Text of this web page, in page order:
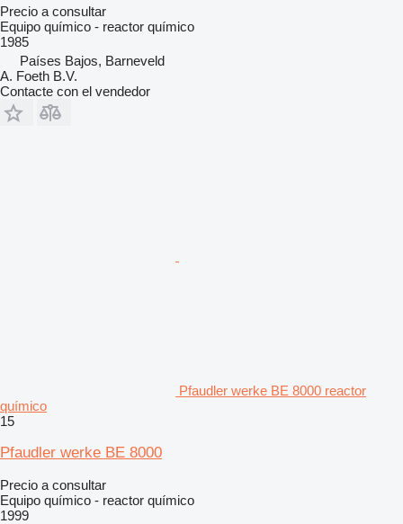
Precio a consultar
Equipo químico - reactor químico
1985
Países Bajos, Barneveld
A. Foeth B.V.
Contacte con el vendedor
Pfaudler werke BE 8000 reactor
químico
15
Pfaudler werke BE 8000
Precio a consultar
Equipo químico - reactor químico
1999